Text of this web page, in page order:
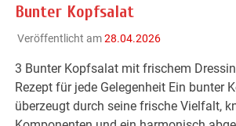
Bunter Kopfsalat
Veröffentlicht am28.04.2026
3 Bunter Kopfsalat mit frischem
Rezept für jede Gelegenheit Ein bunter
überzeugt durch seine frische Vielfalt,